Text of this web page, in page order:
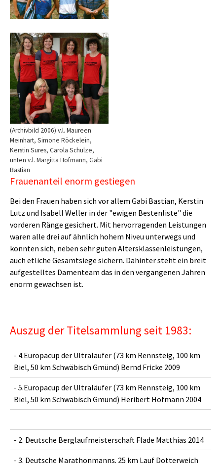
Show larger version
(Archivbild 2006) v.l. Maureen
Meinhart, Simone Röckelein,
Kerstin Sures, Carola Schulze,
unten v.l. Margitta Hofmann, Gabi
Bastian
Frauenanteil enorm gestiegen
Bei den Frauen haben sich vor allem Gabi Bastian, Kerstin
Lutz und Isabell Weller in der "ewigen Bestenliste" die
vorderen Ränge gesichert. Mit hervorragenden Leistungen
waren alle drei auf ähnlich hohem Niveu unterwegs und
konnten sich, neben sehr guten Altersklassenleistungen,
auch etliche Gesamtsiege sichern. Dahinter steht ein breit
aufgestelltes Damenteam das in den vergangenen Jahren
enorm gewachsen ist.
Auszug der Titelsammlung seit 1983:
- 4.Europacup der Ultraläufer (73 km Rennsteig, 100 km
Biel, 50 km Schwäbisch Gmünd) Bernd Fricke 2009
- 5.Europacup der Ultraläufer (73 km Rennsteig, 100 km
Biel, 50 km Schwäbisch Gmünd) Heribert Hofmann 2004
- 2. Deutsche Berglaufmeisterschaft Flade Matthias 2014
- 3. Deutsche Marathonmanns. 25 km Lauf Dotterweich